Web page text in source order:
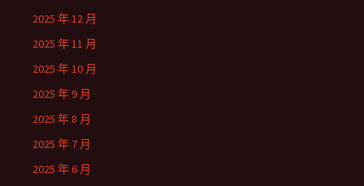
2025 年 12 月
2025 年 11 月
2025 年 10 月
2025 年 9 月
2025 年 8 月
2025 年 7 月
2025 年 6 月